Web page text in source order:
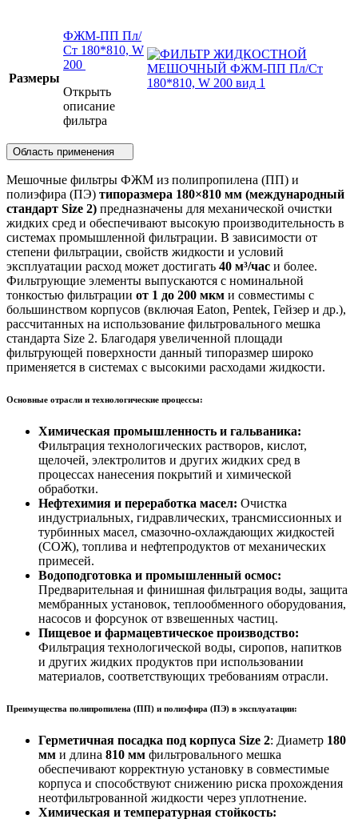
Размеры
ФЖМ-ПП Пл/
Ст 180*810, W
200
Открыть
описание
фильтра
Область применения
Мешочные фильтры ФЖМ из полипропилена (ПП) и
полиэфира (ПЭ) типоразмера 180×810 мм (международный
стандарт Size 2) предназначены для механической очистки
жидких сред и обеспечивают высокую производительность в
системах промышленной фильтрации. В зависимости от
степени фильтрации, свойств жидкости и условий
эксплуатации расход может достигать 40 м³/час и более.
Фильтрующие элементы выпускаются с номинальной
тонкостью фильтрации от 1 до 200 мкм и совместимы с
большинством корпусов (включая Eaton, Pentek, Гейзер и др.),
рассчитанных на использование фильтровального мешка
стандарта Size 2. Благодаря увеличенной площади
фильтрующей поверхности данный типоразмер широко
применяется в системах с высокими расходами жидкости.
Основные отрасли и технологические процессы:
Химическая промышленность и гальваника:
Фильтрация технологических растворов, кислот,
щелочей, электролитов и других жидких сред в
процессах нанесения покрытий и химической
обработки.
Нефтехимия и переработка масел: Очистка
индустриальных, гидравлических, трансмиссионных и
турбинных масел, смазочно-охлаждающих жидкостей
(СОЖ), топлива и нефтепродуктов от механических
примесей.
Водоподготовка и промышленный осмос:
Предварительная и финишная фильтрация воды, защита
мембранных установок, теплообменного оборудования,
насосов и форсунок от взвешенных частиц.
Пищевое и фармацевтическое производство:
Фильтрация технологической воды, сиропов, напитков
и других жидких продуктов при использовании
материалов, соответствующих требованиям отрасли.
Преимущества полипропилена (ПП) и полиэфира (ПЭ) в эксплуатации:
Герметичная посадка под корпуса Size 2: Диаметр 180
мм и длина 810 мм фильтровального мешка
обеспечивают корректную установку в совместимые
корпуса и способствуют снижению риска прохождения
неотфильтрованной жидкости через уплотнение.
Химическая и температурная стойкость: